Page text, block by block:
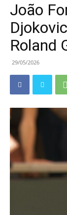
João
Roland
29/05/2026